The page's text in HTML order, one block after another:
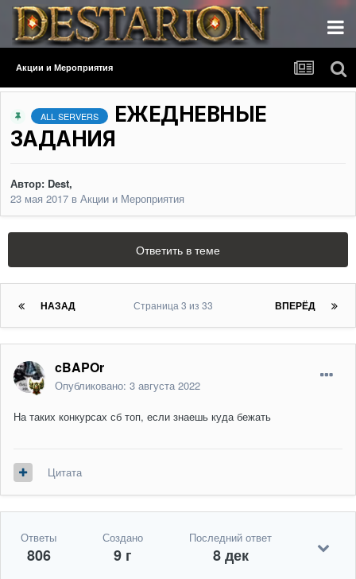
Акции и Мероприятия
ALL SERVERS
ЕЖЕДНЕВНЫЕ
ЗАДАНИЯ
Автор: Dest,
23 мая 2017 в Акции и Мероприятия
Ответить в теме
НАЗАД ВПЕРЁД
Страница 3 из 33
cBAPOr
Опубликовано: 3 августа 2022
На таких конкурсах сб топ, если знаешь куда бежать
Цитата
Ответы
806
Создано
9 г
Последний ответ
8 дек